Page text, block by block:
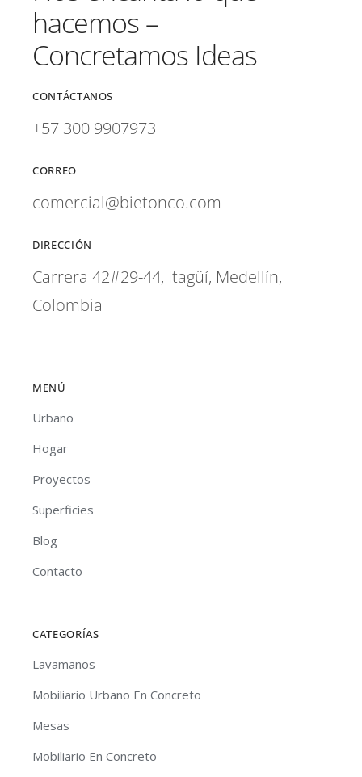
hacemos –
Concretamos Ideas
CONTÁCTANOS
+57 300 9907973
CORREO
comercial@bietonco.com
DIRECCIÓN
Carrera 42#29-44, Itagüí, Medellín,
Colombia
MENÚ
Urbano
Hogar
Proyectos
Superficies
Blog
Contacto
CATEGORÍAS
Lavamanos
Mobiliario Urbano En Concreto
Mesas
Mobiliario En Concreto